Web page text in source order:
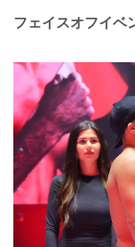
フェイスオフイベ